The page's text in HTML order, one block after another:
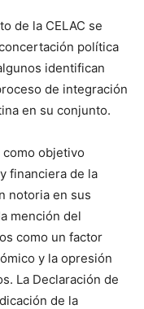
de la CELAC se
política
identifican
de integración
en su conjunto.
como objetivo
financiera de la
notoria en sus
mención del
como un factor
y la opresión
La Declaración de
de la